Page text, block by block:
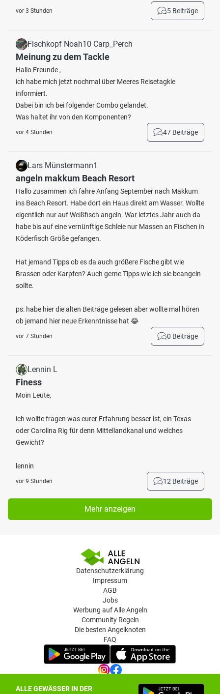
ALLE GEWÄSSER IN DER
vor 3 Stunden 5 Beiträge
Fischkopf Noah10 Carp_Perch
Meinung zu dem Tackle
Hallo Freunde ,
ich habe mich jetzt nochmal über Meeres Reisetagkle
informiert.
Dabei bin ich bei folgender Combo gelandet.
Was haltet ihr von den Komponenten?
vor 4 Stunden 47 Beiträge
Lars Münstermann1
angeln makkum Beach Resort
Hallo zusammen ich fahre Anfang September nach Makkum
ins Beach Resort. Habe dort ein Haus direkt am Wasser. Wollte
eigentlich nur auf Weißfisch angeln. War letztes Jahr auch da
habe bis auf eine vernünftige Schleie nur Massen an Fischen in
Köderfisch Größe gefangen.
Hat jemand Tipps ob es da auch größere Fische gibt wie
Brassen oder Karpfen? Auch gerne Tipps wie ich sie beangeln
sollte.
ps: habe hier die alten Beiträge gelesen aber wollte mal hören
ob jemand hier neue Erkenntnisse hat 😂
vor 7 Stunden 0 Beiträge
Lennin L
Finess
Moin Leute,
ich wollte fragen was eurer Erfahrung besser ist, ein Texas
oder Carolina Rig für denn Mittellandkanal und welches
Gewicht?
lennin
vor 9 Stunden 12 Beiträge
Mehr anzeigen
Datenschutzerklärung
Impressum
AGB
Jobs
Werbung auf Alle Angeln
Community Regeln
Die besten Angelknoten
FAQ